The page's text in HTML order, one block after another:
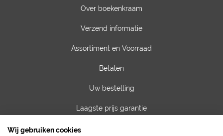
Over boekenkraam
Verzend informatie
Assortiment en Voorraad
Betalen
Uw bestelling
Laagste prijs garantie
Privacy van gegevens
Wij gebruiken cookies